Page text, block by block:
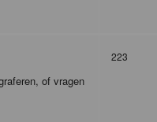
of vragen
223